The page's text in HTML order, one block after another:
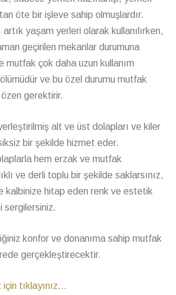
öte bir işleve sahip olmuşlardır.
yaşam yerleri olarak kullanılırken,
geçirilen mekanlar durumuna
mutfak çok daha uzun kullanım
ve bu özel durumu mutfak
gerektirir.
yerleştirilmiş alt ve üst dolapları ve kiler
bir şekilde hizmet eder.
hem erzak ve mutfak
ve derli toplu bir şekilde saklarsınız,
kalbinize hitap eden renk ve estetik
sergilersiniz.
konfor ve donanıma sahip mutfak
gerçekleştirecektir.
tıklayınız...